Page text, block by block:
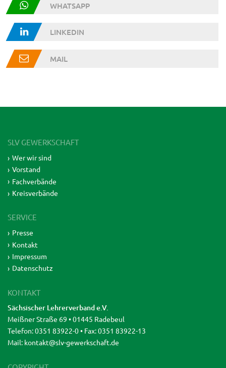
WHATSAPP
LINKEDIN
MAIL
SLV GEWERKSCHAFT
Wer wir sind
Vorstand
Fachverbände
Kreisverbände
SERVICE
Presse
Kontakt
Impressum
Datenschutz
KONTAKT
Sächsischer Lehrerverband e.V.
Meißner Straße 69 • 01445 Radebeul
Telefon: 0351 83922-0 • Fax: 0351 83922-13
Mail: kontakt@slv-gewerkschaft.de